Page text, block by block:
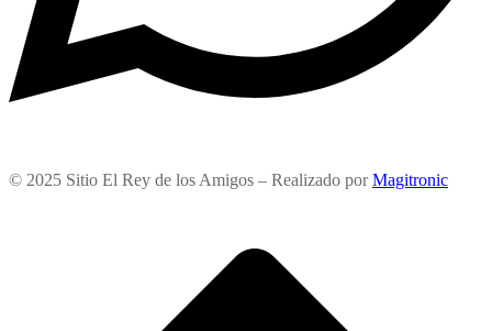
© 2025 Sitio El Rey de los Amigos – Realizado porMagitronic